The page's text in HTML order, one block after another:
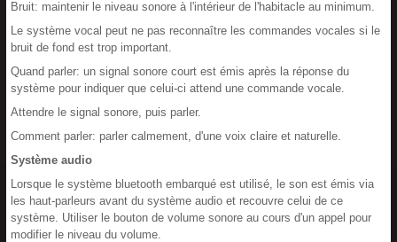
Bruit: maintenir le niveau sonore à l'intérieur de l'habitacle au minimum.
Le système vocal peut ne pas reconnaître les commandes vocales si le
bruit de fond est trop important.
Quand parler: un signal sonore court est émis après la réponse du
système pour indiquer que celui-ci attend une commande vocale.
Attendre le signal sonore, puis parler.
Comment parler: parler calmement, d'une voix claire et naturelle.
Système audio
Lorsque le système bluetooth embarqué est utilisé, le son est émis via
les haut-parleurs avant du système audio et recouvre celui de ce
système. Utiliser le bouton de volume sonore au cours d'un appel pour
modifier le niveau du volume.